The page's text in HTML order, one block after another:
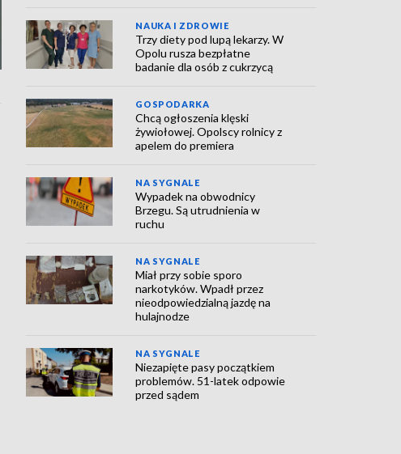
NAUKA I ZDROWIE
Trzy diety pod lupą lekarzy. W
Opolu rusza bezpłatne
badanie dla osób z cukrzycą
GOSPODARKA
Chcą ogłoszenia klęski
żywiołowej. Opolscy rolnicy z
apelem do premiera
NA SYGNALE
Wypadek na obwodnicy
Brzegu. Są utrudnienia w
ruchu
NA SYGNALE
Miał przy sobie sporo
narkotyków. Wpadł przez
nieodpowiedzialną jazdę na
hulajnodze
NA SYGNALE
Niezapięte pasy początkiem
problemów. 51-latek odpowie
przed sądem